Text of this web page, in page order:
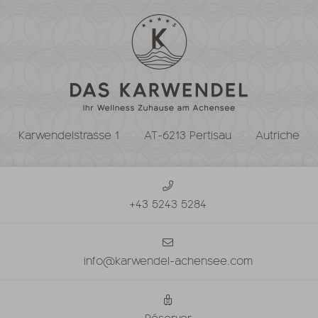
Karwendelstrasse 1 AT-6213 Pertisau Autriche
+43 5243 5284
info@karwendel-achensee.com